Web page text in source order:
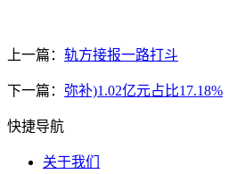
上一篇： 轨方接报一路打斗
下一篇： 弥补)1.02亿元占比17.18%
快捷导航
关于我们